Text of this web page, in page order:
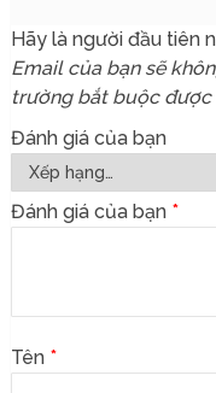
Hãy là người đầu tiên
Email của bạn sẽ
trường bắt buộc được
Đánh giá của bạn
Đánh giá của bạn *
Tên *